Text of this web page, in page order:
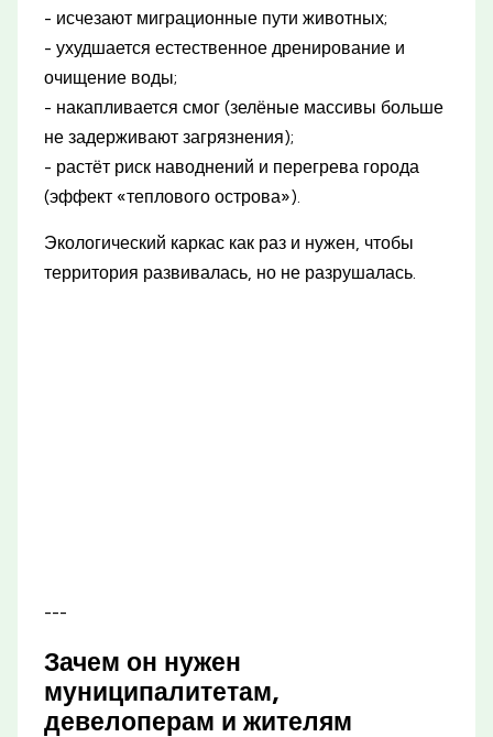
- исчезают миграционные пути животных;
- ухудшается естественное дренирование и
очищение воды;
- накапливается смог (зелёные массивы больше
не задерживают загрязнения);
- растёт риск наводнений и перегрева города
(эффект «теплового острова»).
Экологический каркас как раз и нужен, чтобы
территория развивалась, но не разрушалась.
---
Зачем он нужен
муниципалитетам,
девелоперам и жителям